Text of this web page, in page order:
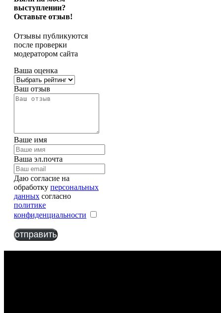
выступлении?
Оставьте отзыв!
Отзывы публикуются
после проверки
модератором сайта
Ваша оценка
Ваш отзыв
Ваше имя
Ваша эл.почта
Даю согласие на
обработку персональных
данных согласно
политике
конфиденциальности
отправить